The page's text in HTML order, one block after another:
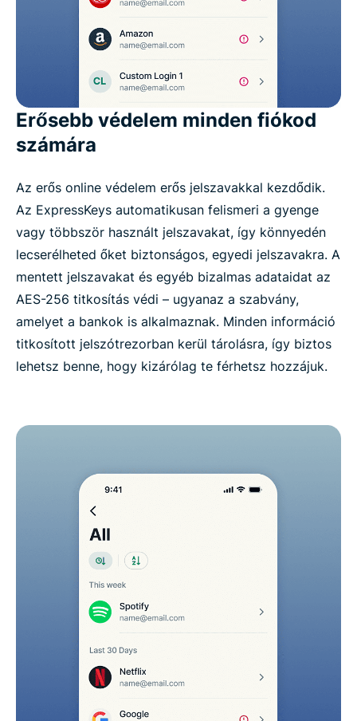
Erősebb védelem minden fiókod
számára
Az erős online védelem erős jelszavakkal kezdődik.
Az ExpressKeys automatikusan felismeri a gyenge
vagy többször használt jelszavakat, így könnyedén
lecserélheted őket biztonságos, egyedi jelszavakra. A
mentett jelszavakat és egyéb bizalmas adataidat az
AES-256 titkosítás védi – ugyanaz a szabvány,
amelyet a bankok is alkalmaznak. Minden információ
titkosított jelszótrezorban kerül tárolásra, így biztos
lehetsz benne, hogy kizárólag te férhetsz hozzájuk.